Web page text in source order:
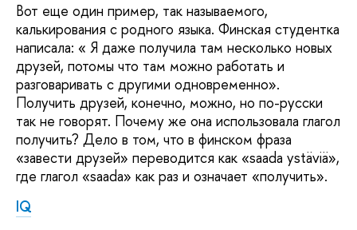
Вот еще один пример, так называемого,
калькирования с родного языка. Финская студентка
написала: « Я даже получила там несколько новых
друзей, потомы что там можно работать и
разговаривать с другими одновременно».
Получить друзей, конечно, можно, но по-русски
так не говорят. Почему же она использовала глагол
получить? Дело в том, что в финском фраза
«завести друзей» переводится как «saada ystäviä»,
где глагол «saada» как раз и означает «получить».
IQ